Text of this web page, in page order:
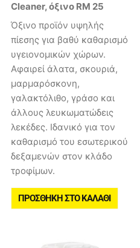
Cleaner, όξινο RM 25
Όξινο προϊόν υψηλής
πίεσης για βαθύ καθαρισμό
υγειονομικών χώρων.
Αφαιρεί άλατα, σκουριά,
μαρμαρόσκονη,
γαλακτόλιθο, γράσο και
άλλους λευκωματώδεις
λεκέδες. Ιδανικό για τον
καθαρισμό του εσωτερικού
δεξαμενών στον κλάδο
τροφίμων.
ΠΡΟΣΘΉΚΗ ΣΤΟ ΚΑΛΆΘΙ